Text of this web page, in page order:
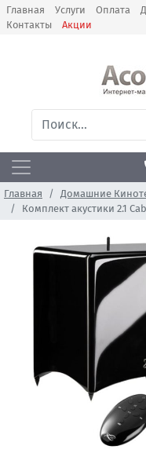
Главная Услуги Оплата
Контакты
Акции
Главная Домашние
Комплект акустики 2.1